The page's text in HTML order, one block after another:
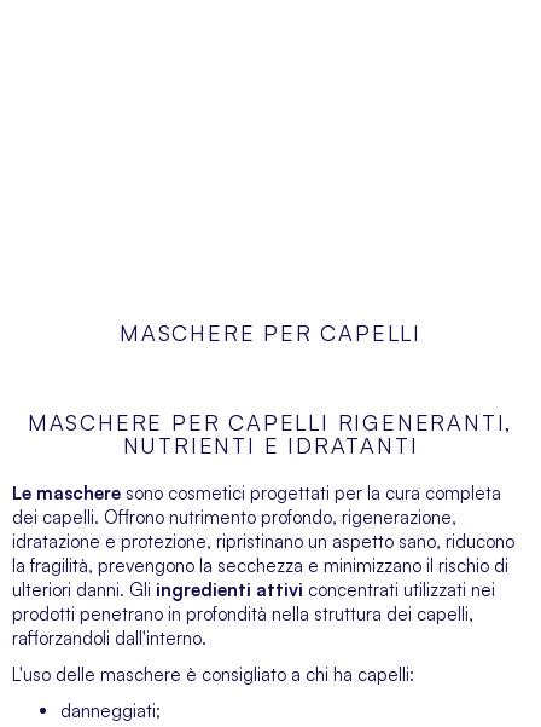
MASCHERE PER CAPELLI
MASCHERE PER CAPELLI RIGENERANTI,
NUTRIENTI E IDRATANTI
Le maschere sono cosmetici progettati per la cura completa
dei capelli. Offrono nutrimento profondo, rigenerazione,
idratazione e protezione, ripristinano un aspetto sano, riducono
la fragilità, prevengono la secchezza e minimizzano il rischio di
ulteriori danni. Gli ingredienti attivi concentrati utilizzati nei
prodotti penetrano in profondità nella struttura dei capelli,
rafforzandoli dall'interno.
L'uso delle maschere è consigliato a chi ha capelli:
danneggiati;